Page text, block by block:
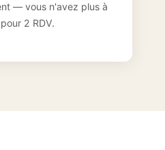
— vous n'avez plus à
2 RDV.